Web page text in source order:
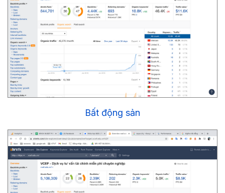
Bất động sản